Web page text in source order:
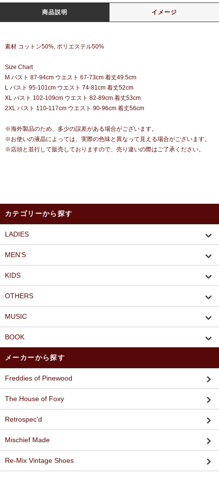
商品説明 イメージ
素材 コットン50%, ポリエステル50%
Size Chart
M バスト 87-94cm ウエスト 67-73cm 着丈49.5cm
L バスト 95-101cm ウエスト 74-81cm 着丈52cm
XL バスト 102-109cm ウエスト 82-89cm 着丈53cm
2XL バスト 110-117cm ウエスト 90-96cm 着丈56cm
※海外製品のため、多少の誤差がある場合がございます。
※お使いの液晶によっては、実際の色味と異なって見える場合がございます。
※店頭と並行して販売しておりますので、売り違いの際はご了承ください。
カテゴリーから探す
LADIES
MEN’S
KIDS
OTHERS
MUSIC
BOOK
メーカーから探す
Freddies of Pinewood
The House of Foxy
Retrospec'd
Mischief Made
Re-Mix Vintage Shoes